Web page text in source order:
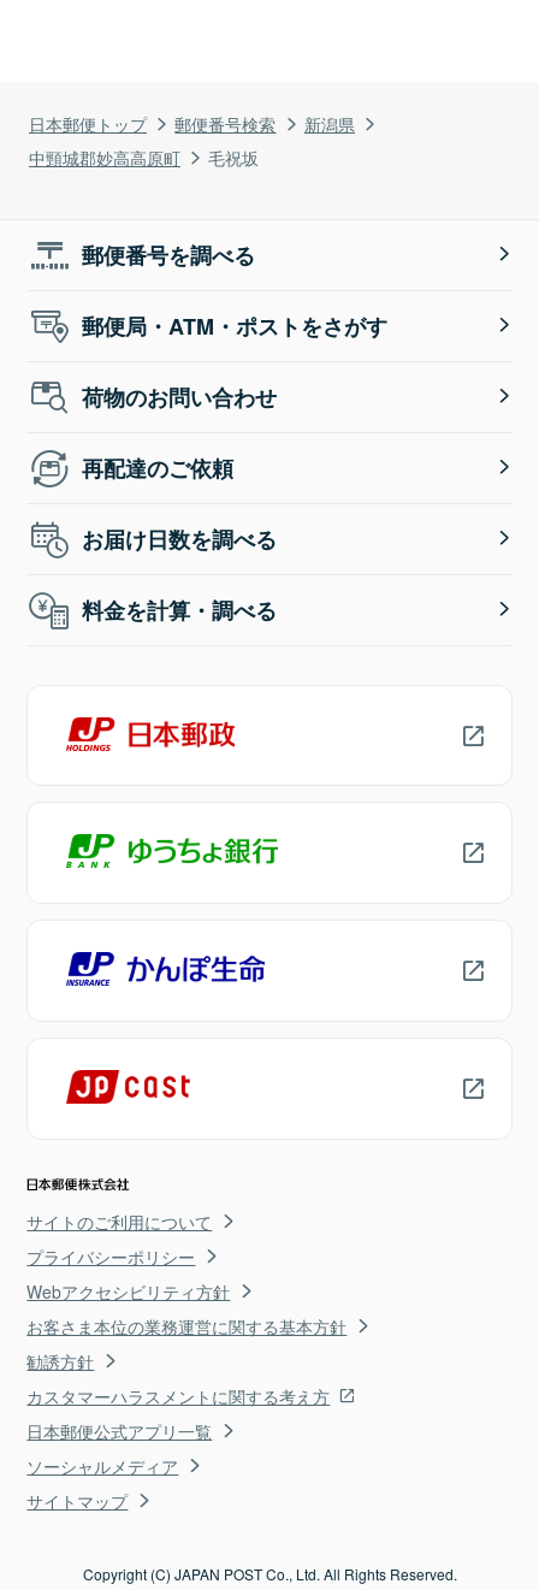
日本郵便トップ 郵便番号検索
新潟県
中頸城郡妙高高原町
毛祝坂
郵便番号を調べる
郵便局・ATM・ポストをさがす
荷物のお問い合わせ
再配達のご依頼
お届け日数を調べる
料金を計算・調べる
サイトのご利用について
プライバシーポリシー
Webアクセシビリティ方針
お客さま本位の業務運営に関する基本方針
勧誘方針
カスタマーハラスメントに関する考え方
日本郵便公式アプリ一覧
ソーシャルメディア
サイトマップ
Copyright (C) JAPAN POST Co., Ltd. All Rights Reserved.